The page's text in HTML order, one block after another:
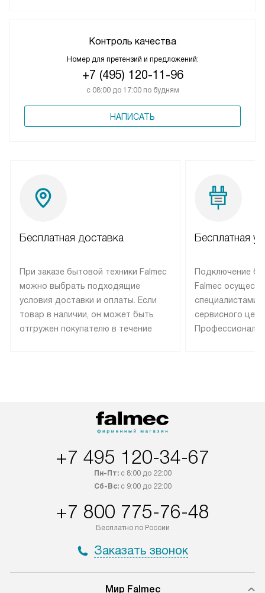
Контроль качества
Номер для претензий и предложений:
+7 (495) 120-11-96
с 08:00 до 17:00 по будням
НАПИСАТЬ
Бесплатная доставка
При заказе бытовой техники Falmec
можно выбрать подходящие
условия доставки и оплаты. Если
товар в наличии, он может быть
отгружен покупателю в течение
Бесплатная
Подключение
Falmec
специалистами
сервисного
+7 495 120-34-67
Пн-Пт:с 8:00 до 22:00
Сб-Вс:с 9:00 до 22:00
+7 800 775-76-48
Бесплатно по России
Заказать звонок
Мир Falmec